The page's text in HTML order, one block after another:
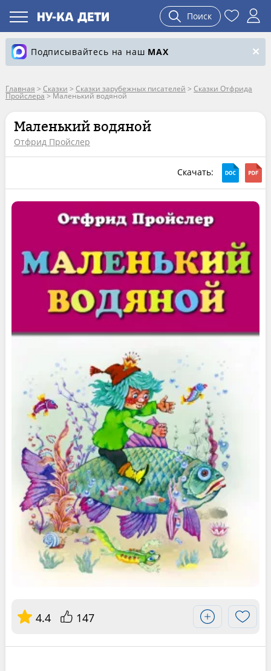
Поиск
Подписывайтесь на наш MAX
Главная > Сказки > Сказки зарубежных писателей > Сказки Отфрида
Пройслера>Маленький водяной
Маленький водяной
Отфрид Пройслер
Скачать:
4.4 147